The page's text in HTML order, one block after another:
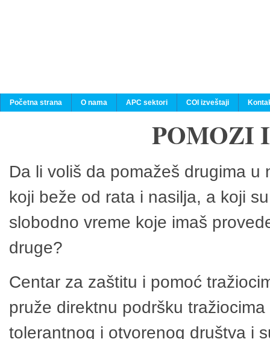
Početna strana O nama APC sektori COI izveštaji
POMOZI
Da li voliš da pomažeš drugima
koji beže od rata i nasilja, a koji
slobodno vreme koje imaš
druge?
Centar za zaštitu i pomoć
pruže direktnu podršku
tolerantnog i otvorenog društva i